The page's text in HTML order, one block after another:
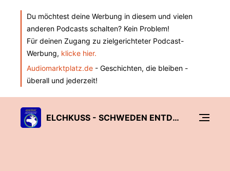
Du möchtest deine Werbung in diesem und vielen
anderen Podcasts schalten? Kein Problem!
Für deinen Zugang zu zielgerichteter Podcast-
Werbung, klicke hier.
Audiomarktplatz.de - Geschichten, die bleiben -
überall und jederzeit!
ELCHKUSS - SCHWEDEN ENTDECKEN